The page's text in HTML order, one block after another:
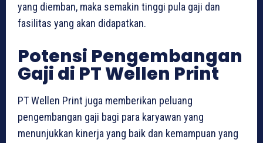
yang diemban, maka semakin tinggi pula gaji dan
fasilitas yang akan didapatkan.
Potensi Pengembangan
Gaji di PT Wellen Print
PT Wellen Print juga memberikan peluang
pengembangan gaji bagi para karyawan yang
menunjukkan kinerja yang baik dan kemampuan yang